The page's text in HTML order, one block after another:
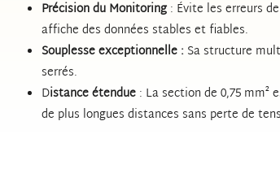
Précision du Monitoring : Évite les erreurs
affiche des données stables et fiables.
Souplesse exceptionnelle : Sa structure
serrés.
Distance étendue : La section de 0,75
de plus longues distances sans perte de